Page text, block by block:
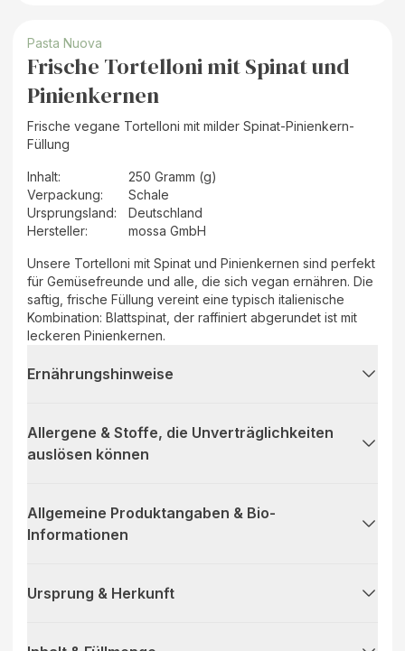
Pasta Nuova
Frische Tortelloni mit Spinat und
Pinienkernen
Frische vegane Tortelloni mit milder Spinat-Pinienkern-
Füllung
Inhalt:
250 Gramm (g)
Verpackung:
Schale
Ursprungsland:
Deutschland
Hersteller: mossa GmbH
Unsere Tortelloni mit Spinat und Pinienkernen sind perfekt
für Gemüsefreunde und alle, die sich vegan ernähren. Die
saftig, frische Füllung vereint eine typisch italienische
Kombination: Blattspinat, der raffiniert abgerundet ist mit
leckeren Pinienkernen.
Ernährungshinweise
Allergene & Stoffe, die Unverträglichkeiten
auslösen können
Allgemeine Produktangaben & Bio-
Informationen
Ursprung & Herkunft